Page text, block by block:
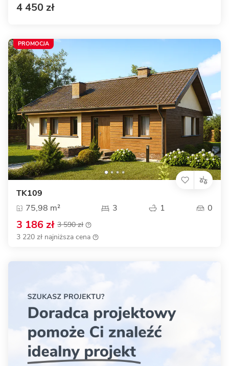
4 450 zł
TK109
75,98 m²
3 1 0
3 186 zł 3 590 zł
3 220 zł najniższa cena
PROMOCJA